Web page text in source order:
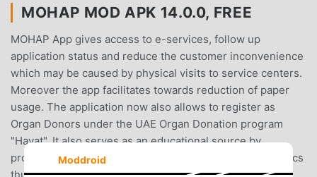
MOHAP MOD APK 14.0.0, FREE
MOHAP App gives access to e-services, follow up
application status and reduce the customer inconvenience
which may be caused by physical visits to service centers.
Moreover the app facilitates towards reduction of paper
usage. The application now also allows to register as
Organ Donors under the UAE Organ Donation program
"Hayat". It also serves as an educational source by
providing valuable information on a variety of health topics
Moddroid